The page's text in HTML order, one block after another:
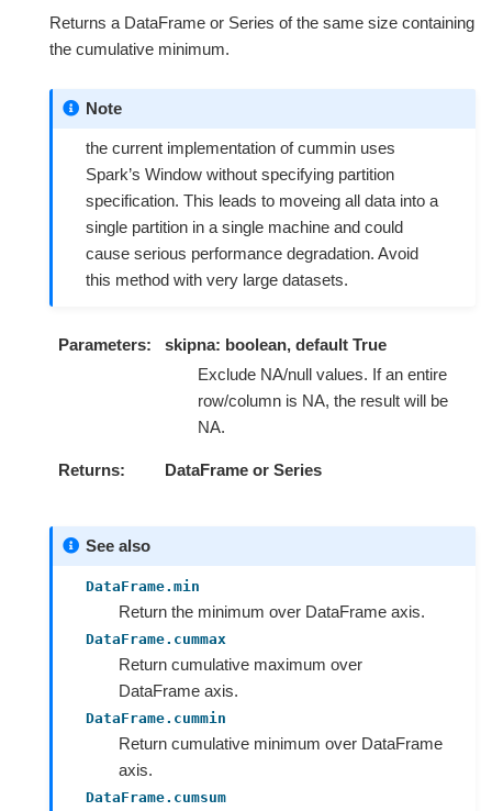
Returns a DataFrame or Series of the same size containing
the cumulative minimum.
Note
the current implementation of cummin uses
Spark’s Window without specifying partition
specification. This leads to moveing all data into a
single partition in a single machine and could
cause serious performance degradation. Avoid
this method with very large datasets.
Parameters
skipna: boolean, default True
Exclude NA/null values. If an entire
row/column is NA, the result will be
NA.
Returns DataFrame or Series
See also
DataFrame.min
Return the minimum over DataFrame axis.
DataFrame.cummax
Return cumulative maximum over
DataFrame axis.
DataFrame.cummin
Return cumulative minimum over DataFrame
axis.
DataFrame.cumsum